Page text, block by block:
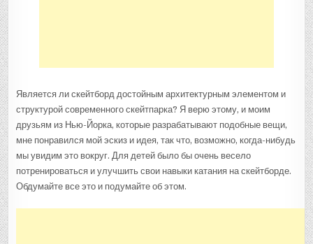
Является ли скейтборд достойным архитектурным элементом и
структурой современного скейтпарка? Я верю этому, и моим
друзьям из Нью-Йорка, которые разрабатывают подобные вещи,
мне понравился мой эскиз и идея, так что, возможно, когда-нибудь
мы увидим это вокруг. Для детей было бы очень весело
потренироваться и улучшить свои навыки катания на скейтборде.
Обдумайте все это и подумайте об этом.